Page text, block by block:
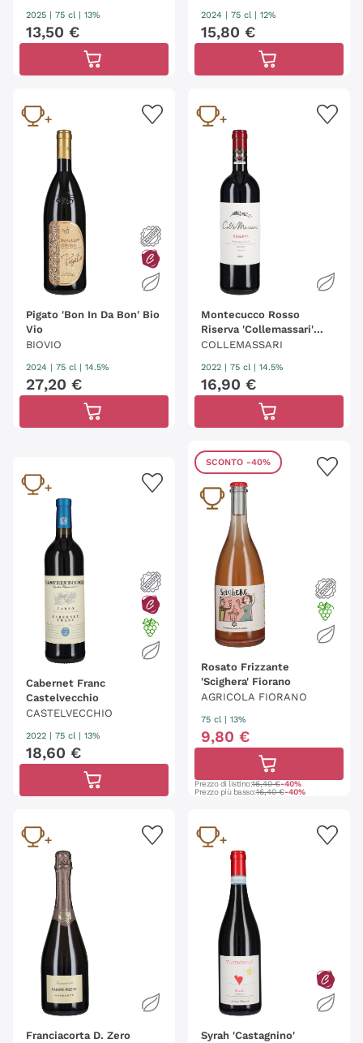
2025 75 cl | 13%
13,50 €
2024 75 cl | 12%
15,80 €
Pigato 'Bon In Da Bon' Bio
Vio
BIOVIO
2024 75 cl | 14.5%
27,20 €
Montecucco Rosso
Riserva 'Collemassari'
Collemassari
COLLEMASSARI
2022 75 cl | 14.5%
16,90 €
Cabernet Franc
Castelvecchio
CASTELVECCHIO
2022 75 cl | 13%
18,60 €
SCONTO -40%
Rosato Frizzante
'Scighera' Fiorano
AGRICOLA FIORANO
75 cl | 13%
9,80 €
Prezzo di listino:16,40 €-40%
Prezzo più basso:16,40 €-40%
Franciacorta D. Zero
Syrah 'Castagnino'